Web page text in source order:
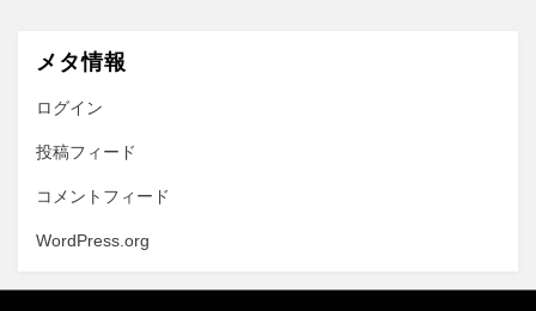
メタ情報
ログイン
投稿フィード
コメントフィード
WordPress.org